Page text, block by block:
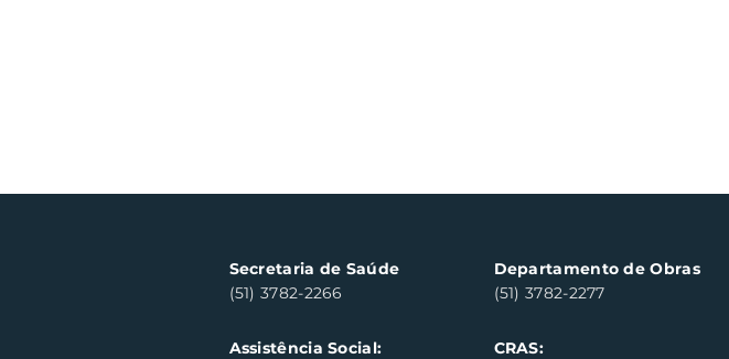
Secretaria de Saúde
(51) 3782-2266
Assistência Social:
Departamento de Obras
(51) 3782-2277
CRAS: